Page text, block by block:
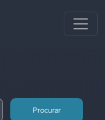
Procurar